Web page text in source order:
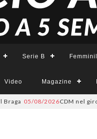
Serie B
Video Magazine
05/08/2026CDM nel girone B